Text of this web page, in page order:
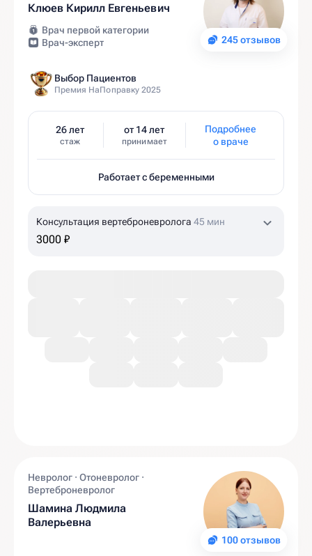
245 отзывов
Клюев Кирилл Евгеньевич
Врач первой категории
Врач-эксперт
Выбор Пациентов
Премия НаПоправку 2025
26 лет
стаж
от 14 лет
принимает
Подробнее
о враче
Работает с беременными
Консультация вертеброневролога 45 мин
3000 ₽
100 отзывов
Невролог · Отоневролог ·
Вертеброневролог
Шамина Людмила
Валерьевна